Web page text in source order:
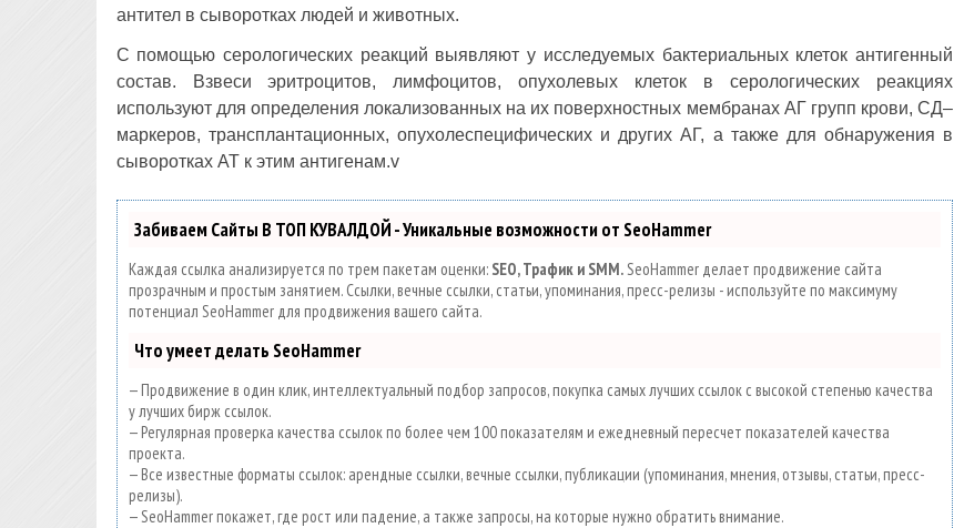
антител в сыворотках людей и животных.
С помощью серологических реакций выявляют у исследуемых бактериальных клеток антигенный
состав. Взвеси эритроцитов, лимфоцитов, опухолевых клеток в серологических реакциях
используют для определения локализованных на их поверхностных мембранах АГ групп крови, СД–
маркеров, трансплантационных, опухолеспецифических и других АГ, а также для обнаружения в
сыворотках АТ к этим антигенам.v
Забиваем Сайты В ТОП КУВАЛДОЙ - Уникальные возможности от SeoHammer
Каждая ссылка анализируется по трем пакетам оценки: SEO, Трафик и SMM.SeoHammer делает продвижение сайта
прозрачным и простым занятием. Ссылки, вечные ссылки, статьи, упоминания, пресс-релизы - используйте по максимуму
потенциал SeoHammer для продвижения вашего сайта.
Что умеет делать SeoHammer
— Продвижение в один клик, интеллектуальный подбор запросов, покупка самых лучших ссылок с высокой степенью качества
у лучших бирж ссылок.
— Регулярная проверка качества ссылок по более чем 100 показателям и ежедневный пересчет показателей качества
проекта.
— Все известные форматы ссылок: арендные ссылки, вечные ссылки, публикации (упоминания, мнения, отзывы, статьи, пресс-
релизы).
— SeoHammer покажет, где рост или падение, а также запросы, на которые нужно обратить внимание.